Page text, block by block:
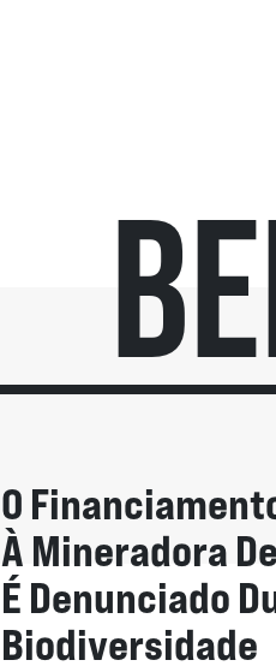
O
À Mineradora
É Denunciado
Biodiversidade